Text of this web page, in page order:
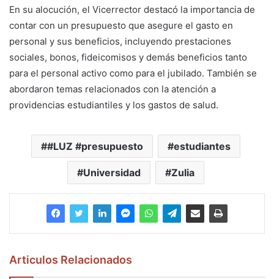
En su alocución, el Vicerrector destacó la importancia de
contar con un presupuesto que asegure el gasto en
personal y sus beneficios, incluyendo prestaciones
sociales, bonos, fideicomisos y demás beneficios tanto
para el personal activo como para el jubilado. También se
abordaron temas relacionados con la atención a
providencias estudiantiles y los gastos de salud.
#LUZ #presupuesto estudiantes
Universidad Zulia
Articulos Relacionados